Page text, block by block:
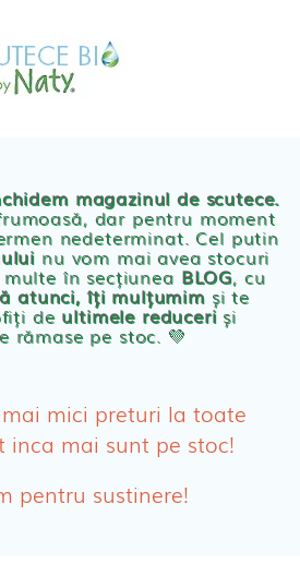
BEBE
FEMEI
Urinara
magazinul de scutece.
dar pentru moment
nedeterminat. Cel putin
nu vom mai avea stocuri
în secțiunea BLOG, cu
atunci, îți mulțumimși te
de ultimele reduceriși
rămase pe stoc. 💛
mici preturi la toate
inca mai sunt pe stoc!
pentru sustinere!